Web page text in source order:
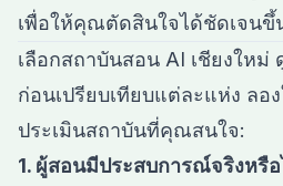
เพื่อให้คุณตัดสินใจได้ชัดเจนขึ้
เลือกสถาบันสอน AI เชียงใหม่
ก่อนเปรียบเทียบแต่ละแห่ง ลอ
ประเมินสถาบันที่คุณสนใจ:
1. ผู้สอนมีประสบการณ์จริงหรื